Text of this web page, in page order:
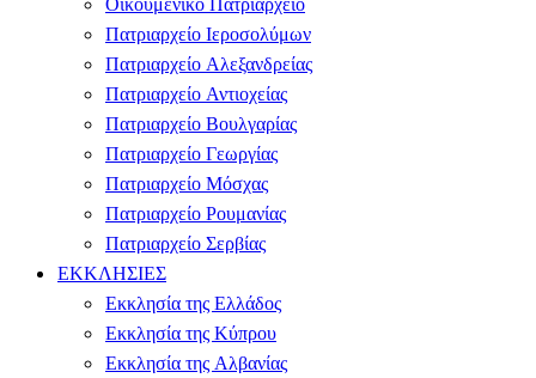
Πατριαρχείο Ιεροσολύμων
Πατριαρχείο Αλεξανδρείας
Πατριαρχείο Αντιοχείας
Πατριαρχείο Βουλγαρίας
Πατριαρχείο Γεωργίας
Πατριαρχείο Μόσχας
Πατριαρχείο Ρουμανίας
Πατριαρχείο Σερβίας
ΕΚΚΛΗΣΙΕΣ
Εκκλησία της Ελλάδος
Εκκλησία της Κύπρου
Εκκλησία της Αλβανίας